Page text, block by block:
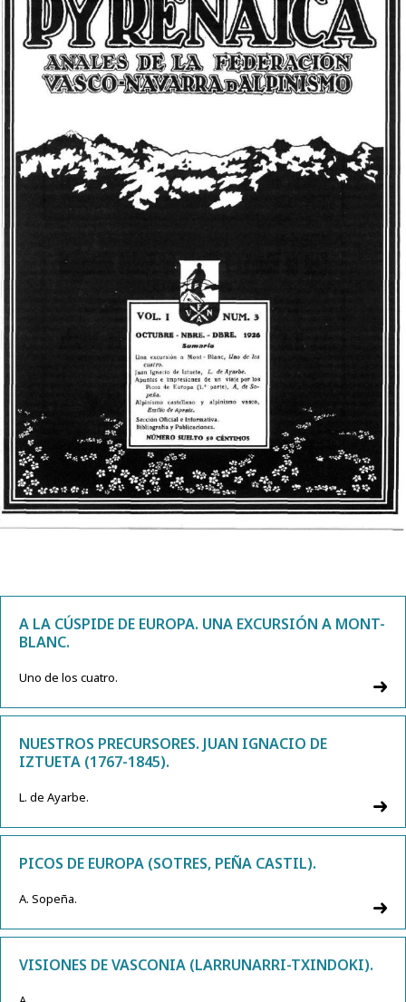
A LA CÚSPIDE DE EUROPA. UNA EXCURSIÓN A MONT-
BLANC.
Uno de los cuatro.
NUESTROS PRECURSORES. JUAN IGNACIO DE
IZTUETA (1767-1845).
L. de Ayarbe.
PICOS DE EUROPA (SOTRES, PEÑA CASTIL).
A. Sopeña.
VISIONES DE VASCONIA (LARRUNARRI-TXINDOKI).